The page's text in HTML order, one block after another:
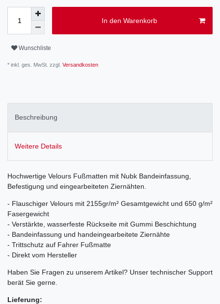
In den Warenkorb
Wunschliste
* inkl. ges. MwSt. zzgl. Versandkosten
Beschreibung
Weitere Details
Hochwertige Velours Fußmatten mit Nubk Bandeinfassung,
Befestigung und eingearbeiteten Ziernähten.
- Flauschiger Velours mit 2155gr/m² Gesamtgewicht und 650 g/m²
Fasergewicht
- Verstärkte, wasserfeste Rückseite mit Gummi Beschichtung
- Bandeinfassung und handeingearbeitete Ziernähte
- Trittschutz auf Fahrer Fußmatte
- Direkt vom Hersteller
Haben Sie Fragen zu unserem Artikel? Unser technischer Support
berät Sie gerne.
Lieferung: